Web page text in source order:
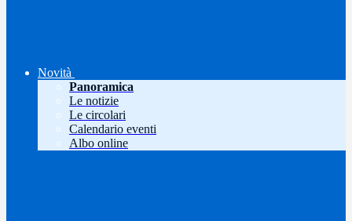
Novità
Panoramica
Le notizie
Le circolari
Calendario eventi
Albo online